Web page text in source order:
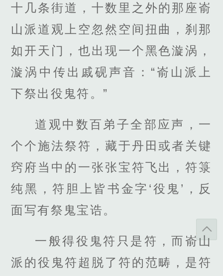
十几条街道，十数里之外的那座嵛
山派道观上空忽然空间扭曲，刹那
如开天门，也出现一个黑色漩涡，
漩涡中传出戚砚声音：“嵛山派上
下祭出役鬼符。”
道观中数百弟子全部应声，一
个个施法祭符，藏于丹田或者关键
窍府当中的一张张宝符飞出，符箓
纯黑，符胆上皆书金字‘役鬼’，反
面写有祭鬼宝诰。
一般得役鬼符只是符，而嵛山
派的役鬼符超脱了符的范畴，是符